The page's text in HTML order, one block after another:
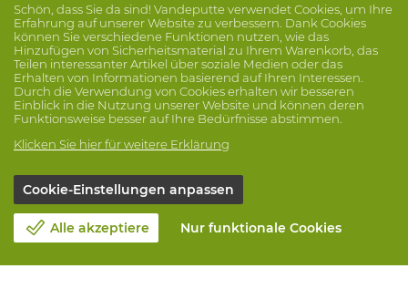
Schön, dass Sie da sind! Vandeputte verwendet Cookies, um Ihre
Erfahrung auf unserer Website zu verbessern. Dank Cookies
können Sie verschiedene Funktionen nutzen, wie das
Hinzufügen von Sicherheitsmaterial zu Ihrem Warenkorb, das
Teilen interessanter Artikel über soziale Medien oder das
Erhalten von Informationen basierend auf Ihren Interessen.
Durch die Verwendung von Cookies erhalten wir besseren
Einblick in die Nutzung unserer Website und können deren
Funktionsweise besser auf Ihre Bedürfnisse abstimmen.
Klicken Sie hier für weitere Erklärung
Cookie-Einstellungen anpassen
Alle akzeptiere Nur funktionale Cookies